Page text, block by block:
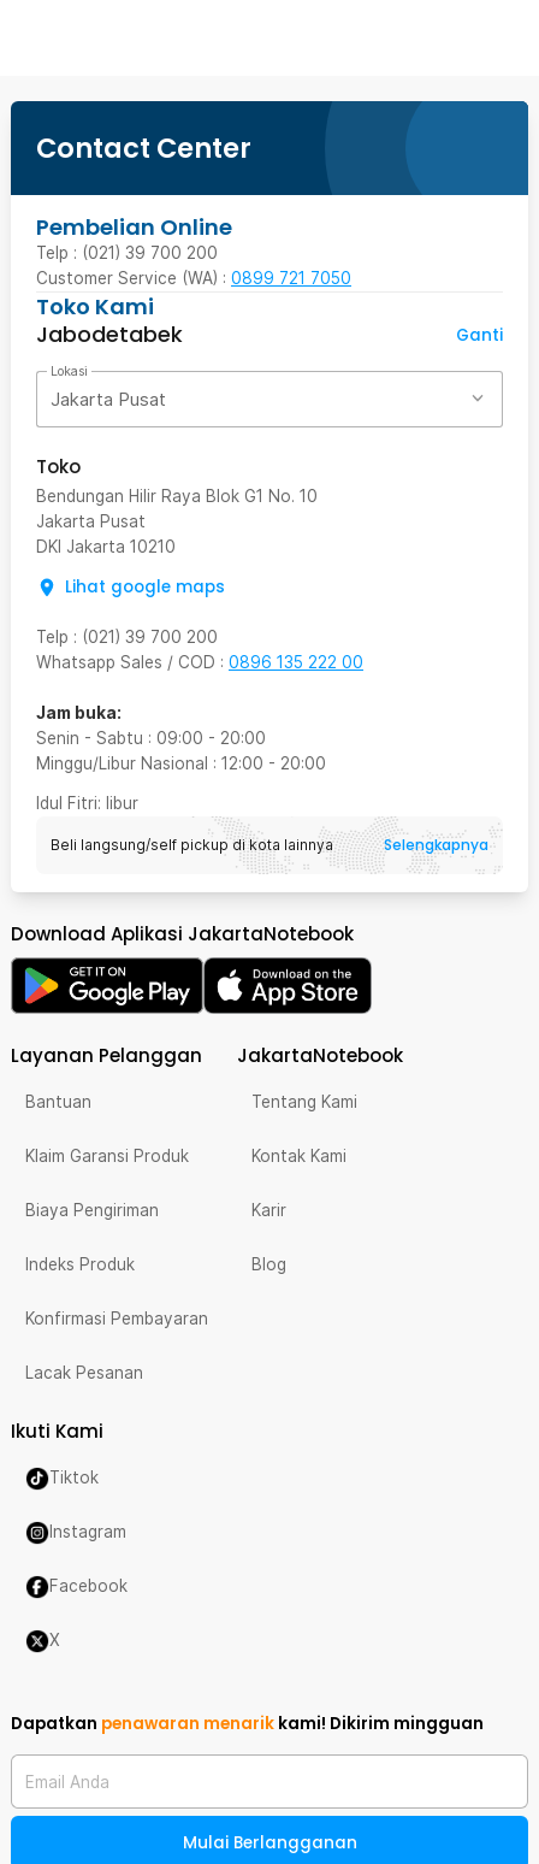
Contact Center
Pembelian Online
Telp : (021) 39 700 200
Customer Service (WA) : 0899 721 7050
Toko Kami
Jabodetabek
Ganti
Lokasi
Jakarta Pusat
Toko
Bendungan Hilir Raya Blok G1 No. 10
Jakarta Pusat
DKI Jakarta 10210
Lihat google maps
Telp : (021) 39 700 200
Whatsapp Sales / COD : 0896 135 222 00
Jam buka:
Senin - Sabtu : 09:00 - 20:00
Minggu/Libur Nasional : 12:00 - 20:00
Idul Fitri: libur
Beli langsung/self pickup di kota lainnya Selengkapnya
Download Aplikasi JakartaNotebook
Layanan Pelanggan
Bantuan
Klaim Garansi Produk
Biaya Pengiriman
Indeks Produk
Konfirmasi Pembayaran
Lacak Pesanan
JakartaNotebook
Tentang Kami
Kontak Kami
Karir
Blog
Ikuti Kami
Tiktok
Instagram
Facebook
X
Dapatkan penawaran menarik kami! Dikirim mingguan
Email Anda
Mulai Berlangganan